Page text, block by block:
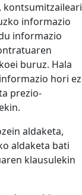
kontsumitzaileari
informazio
informazio
buruz. Hala
hori ez
prezio-
aldaketa,
aldaketa bati
klausulekin